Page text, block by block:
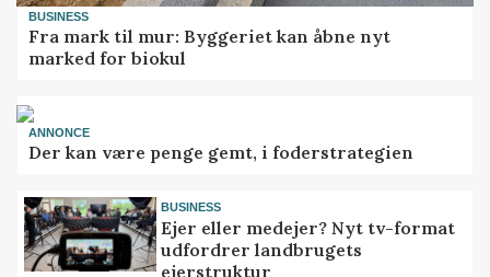
BUSINESS
Fra mark til mur: Byggeriet kan åbne nyt
marked for biokul
ANNONCE
Der kan være penge gemt, i foderstrategien
BUSINESS
Ejer eller medejer? Nyt tv-format
udfordrer landbrugets
ejerstruktur